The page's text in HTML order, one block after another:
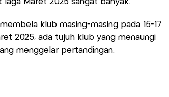
laga Maret 2025 sangat banyak.
klub masing-masing pada 15-17
2025, ada tujuh klub yang menaungi
menggelar pertandingan.